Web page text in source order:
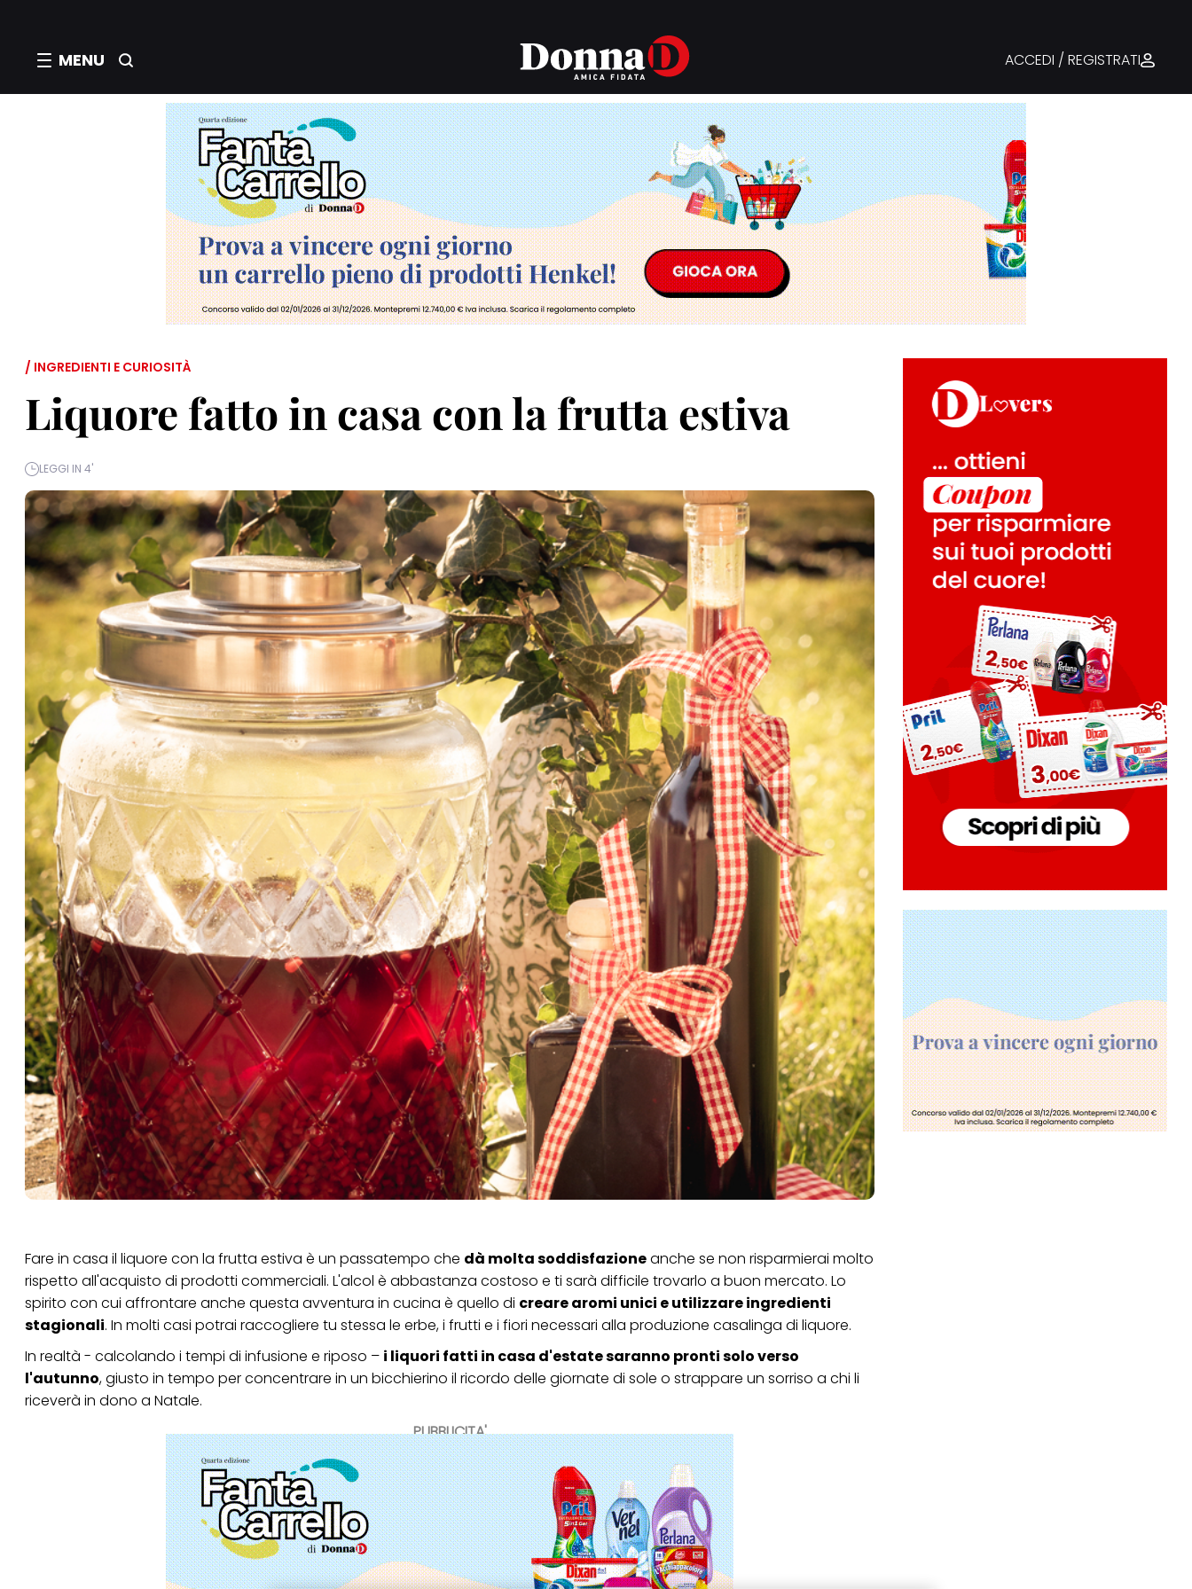
MENU ACCEDI / REGISTRATI
/ INGREDIENTI E CURIOSITÀ
Liquore fatto in casa con la frutta estiva
LEGGI IN 4'
PUBBLICITA'
Fare in casa il liquore con la frutta estiva è un passatempo che dà molta soddisfazioneanche se non risparmierai molto
rispetto all'acquisto di prodotti commerciali. L'alcol è abbastanza costoso e ti sarà difficile trovarlo a buon mercato. Lo
spirito con cui affrontare anche questa avventura in cucina è quello di creare aromi unici e utilizzare ingredienti
stagionali. In molti casi potrai raccogliere tu stessa le erbe, i frutti e i fiori necessari alla produzione casalinga di liquore.
In realtà - calcolando i tempi di infusione e riposo – i liquori fatti in casa d'estate saranno pronti solo verso
l'autunno, giusto in tempo per concentrare in un bicchierino il ricordo delle giornate di sole o strappare un sorriso a chi li
riceverà in dono a Natale.